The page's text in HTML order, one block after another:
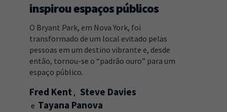
inspirou espaços públicos
O Bryant Park, em Nova York, foi
transformado de um local evitado pelas
pessoas em um destino vibrante e, desde
então, tornou-se o “padrão ouro” para um
espaço público.
Fred Kent
Steve Davies
Tayana Panova